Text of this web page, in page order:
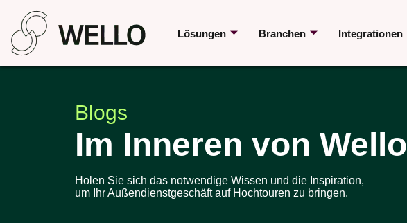
Lösungen Branchen Integrationen
Blogs
Im Inneren von Wello
Holen Sie sich das notwendige Wissen und die Inspiration,
um Ihr Außendienstgeschäft auf Hochtouren zu bringen.